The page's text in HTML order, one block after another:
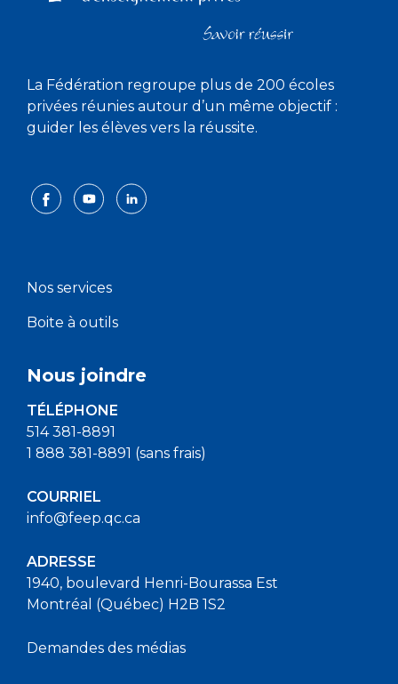
La Fédération regroupe plus de 200 écoles
privées réunies autour d’un même objectif :
guider les élèves vers la réussite.
Nos services
Boite à outils
Nous joindre
TÉLÉPHONE
514 381-8891
1 888 381-8891 (sans frais)
COURRIEL
info@feep.qc.ca
ADRESSE
1940, boulevard Henri-Bourassa Est
Montréal (Québec) H2B 1S2
Demandes des médias